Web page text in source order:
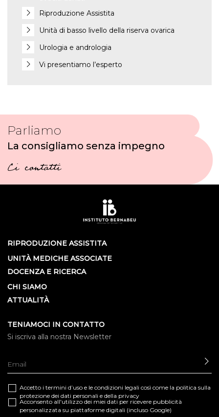
Riproduzione Assistita
Unità di basso livello della riserva ovarica
Urologia e andrologia
Vi presentiamo l’esperto
Parliamo
La consigliamo senza impegno
Ci contatti
RIPRODUZIONE ASSISTITA
UNITÀ MEDICHE ASSOCIATE
DOCENZA E RICERCA
CHI SIAMO
ATTUALITÀ
TENIAMOCI IN CONTATTO
Si iscriva alla nostra Newsletter
Accetto i termini d’uso e le condizioni legali così come la politica sulla
protezione dei dati personali e della privacy
Acconsento all'utilizzo dei miei dati per ricevere pubblicità
personalizzata su piattaforme digitali (incluso Google)